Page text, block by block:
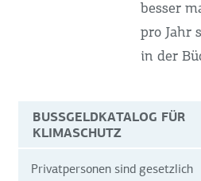
besser
pro Jahr
in der
BUSSGELDKATALOG FÜR K
LIMASCHUTZ
Privatpersonen sind gesetzlich